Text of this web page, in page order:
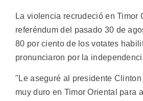
La violencia recrudeció en Timor
referéndum del pasado 30 de
80 por ciento de los votates
pronunciaron por la
"Le aseguré al presidente
muy duro en Timor Oriental para